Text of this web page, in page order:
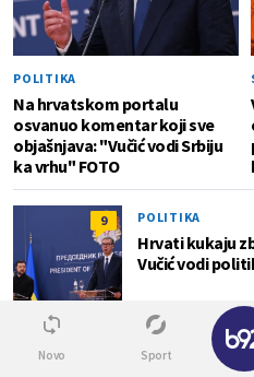
POLITIKA
Na hrvatskom portalu
osvanuo komentar koji sve
objašnjava: "Vučić vodi Srbiju
ka vrhu" FOTO
9 POLITIKA
Hrvati kukaju
Vučić vodi
NASTAVLJA SE
Novo Sport
✕